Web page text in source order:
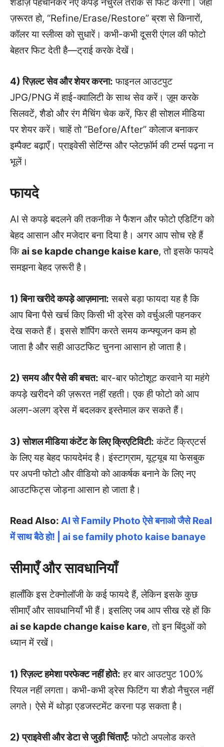
ज़रूरत हो, “Refine/Erase/Restore” ब्रश से किनारों,
कॉलर या स्लीव्स को सुधारें। कभी-कभी दूसरी एंगल की फोटो
बेहतर फिट देती है—ट्राई करके देखें।
4) रिज़ल्ट सेव और शेयर करना: फाइनल आउटपुट
JPG/PNG में हाई-क्वालिटी के साथ सेव करें। ज़ूम करके
सिलवटें, शैडो और रंग मैचिंग चेक करें, फिर ही सोशल मीडिया
पर शेयर करें। चाहें तो “Before/After” कोलाज बनाकर
इम्पैक्ट बढ़ाएँ। प्राइवेसी सेटिंग्स और प्लेटफ़ॉर्म की टर्म्स पढ़ना न
भूलें।
फायदे
AI से कपड़े बदलने की तकनीक ने फैशन और फोटो एडिटिंग को
बेहद आसान और मजेदार बना दिया है। अगर आप सोच रहे हैं
किai se kapde change kaise kare, तो इसके फायदे
समझना बेहद ज़रूरी है।
1) बिना खरीदे कपड़े आज़माना: सबसे बड़ा फायदा यह है कि
आप बिना पैसे खर्च किए किसी भी ड्रेस को वर्चुअली पहनकर
देख सकते हैं। इससे शॉपिंग करते समय कन्फ्यूजन कम हो
जाता है और सही आउटफिट चुनना आसान हो जाता है।
2) समय और पैसे की बचत: बार-बार फोटोशूट करवाने या महंगे
कपड़े खरीदने की ज़रूरत नहीं रहती। एक ही फोटो को आप
अलग-अलग ड्रेस में बदलकर इस्तेमाल कर सकते हैं।
3) सोशल मीडिया कंटेंट के लिए क्रिएटिविटी: कंटेंट क्रिएटर्स
के लिए यह बेहद फायदेमंद है। इंस्टाग्राम, यूट्यूब या फेसबुक
पर अपनी फोटो और वीडियो को आकर्षक बनाने के लिए नए
आउटफिट्स जोड़ना आसान हो जाता है।
Read Also: AI से Family Photo ऐसे बनाओ जैसे Real
में साथ बैठे हो! | ai se family photo kaise banaye
सीमाएँ और सावधानियाँ
हालाँकि इस टेक्नोलॉजी के कई फायदे हैं, लेकिन इसके कुछ
सीमाएँ और सावधानियाँ भी हैं। इसलिए जब आप सीख रहे हों कि
ai se kapde change kaise kare, तो इन बिंदुओं को
ध्यान में रखें।
1) रिज़ल्ट हमेशा परफेक्ट नहीं होते: हर बार आउटपुट 100%
रियल नहीं लगता। कभी-कभी ड्रेस फिटिंग या शैडो नैचुरल नहीं
लगते। ऐसे में थोड़ा एडजस्टमेंट करना पड़ सकता है।
2) प्राइवेसी और डेटा से जुड़ी चिंताएँ: फोटो अपलोड करते